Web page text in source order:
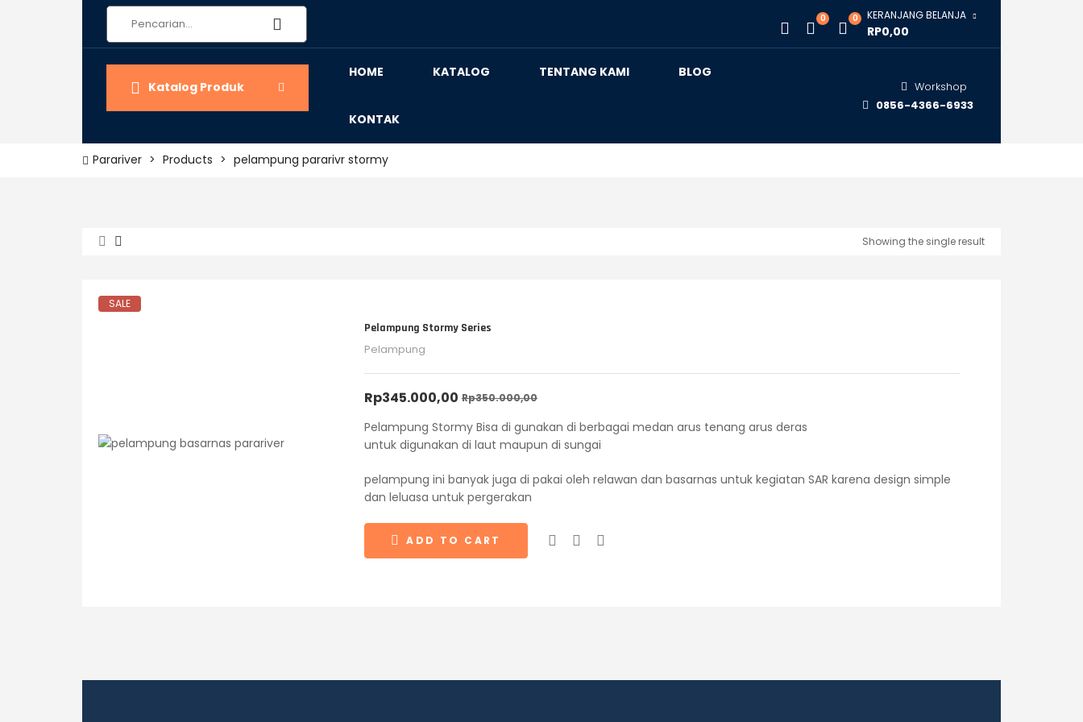
0 0 KERANJANG BELANJA
RP0,00
Katalog Produk
HOME KATALOG TENTANG KAMI BLOG
KONTAK
Workshop
0856-4366-6933
Parariver > Products > pelampung pararivr stormy
Showing the single result
SALE
Pelampung Stormy Series
Pelampung
Rp350.000,00
Rp345.000,00
Pelampung Stormy Bisa di gunakan di berbagai medan arus tenang arus deras
untuk digunakan di laut maupun di sungai
pelampung ini banyak juga di pakai oleh relawan dan basarnas untuk kegiatan SAR karena design simple
dan leluasa untuk pergerakan
ADD TO CART